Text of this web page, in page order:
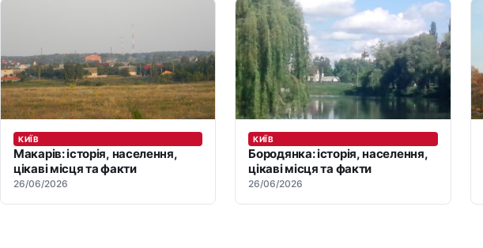
КИЇВ
Макарів: історія, населення,
цікаві місця та факти
26/06/2026
КИЇВ
Бородянка: історія, населення,
цікаві місця та факти
26/06/2026